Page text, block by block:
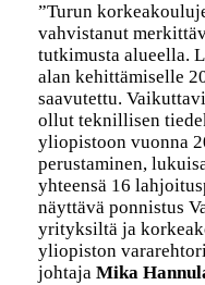
”Turun
vahvistanut
tutkimusta alueella.
alan kehittämiselle
saavutettu.
ollut teknillisen
yliopistoon vuonna
perustaminen,
yhteensä 16
näyttävä ponnistus
yrityksiltä ja
yliopiston
johtaja Mika